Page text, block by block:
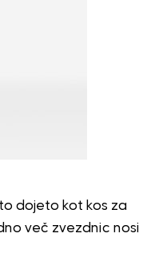
dojeto kot kos za
več zvezdnic nosi